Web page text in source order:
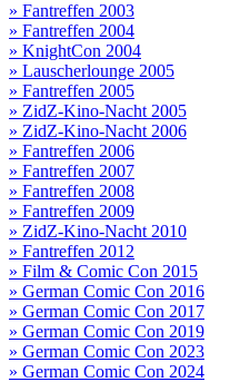
» Fantreffen 2003
» Fantreffen 2004
» KnightCon 2004
» Lauscherlounge 2005
» Fantreffen 2005
» ZidZ-Kino-Nacht 2005
» ZidZ-Kino-Nacht 2006
» Fantreffen 2006
» Fantreffen 2007
» Fantreffen 2008
» Fantreffen 2009
» ZidZ-Kino-Nacht 2010
» Fantreffen 2012
» Film & Comic Con 2015
» German Comic Con 2016
» German Comic Con 2017
» German Comic Con 2019
» German Comic Con 2023
» German Comic Con 2024